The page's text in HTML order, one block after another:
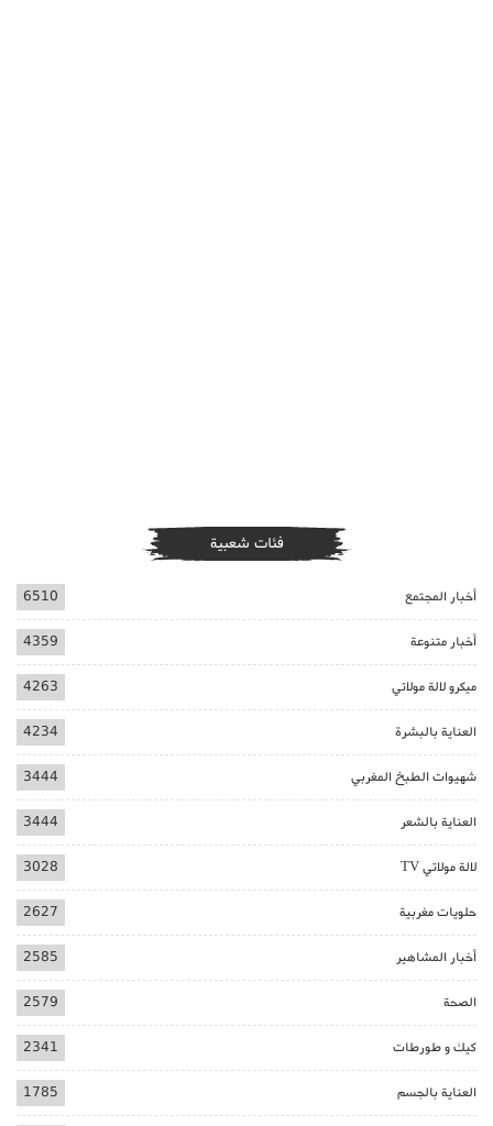
فئات شعبية
أخبار المجتمع 6510
أخبار متنوعة 4359
ميكرو لالة مولاتي 4263
العناية بالبشرة 4234
شهيوات الطبخ المغربي 3444
العناية بالشعر 3444
لالة مولاتي TV 3028
حلويات مغربية 2627
أخبار المشاهير 2585
الصحة 2579
كيك و طورطات 2341
العناية بالجسم 1785